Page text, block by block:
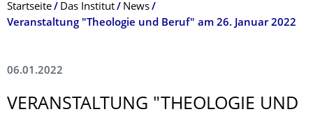
Breadcrumb-Menü
Startseite Das Institut
News
Veranstaltung "Theologie und Beruf" am 26. Januar 2022
06.01.2022
VERANSTALTUNG "THEOLOGIE UND